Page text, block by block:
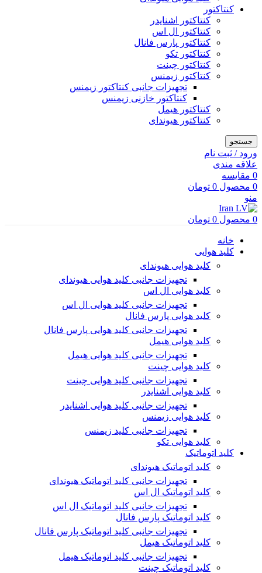
کنتاکتور
کنتاکتور اشنایدر
کنتاکتور ال اس
کنتاکتور پارس فانال
کنتاکتور تکو
کنتاکتور چینت
کنتاکتور زیمنس
تجهیزات جانبی کنتاکتور زیمنس
کنتاکتور خازنی زیمنس
کنتاکتور هیمل
کنتاکتور هیوندای
جستجو
ورود / ثبت نام
علاقه مندی
0 مقایسه
0 محصول 0 تومان
منو
0 محصول 0 تومان
خانه
کلید هوایی
کلید هوایی هیوندای
تجهیزات جانبی کلید هوایی هیوندای
کلید هوایی ال اس
تجهیزات جانبی کلید هوایی ال اس
کلید هوایی پارس فانال
تجهیزات جانبی کلید هوایی پارس فانال
کلید هوایی هیمل
تجهیزات جانبی کلید هوایی هیمل
کلید هوایی چینت
تجهیزات جانبی کلید هوایی چینت
کلید هوایی اشنایدر
تجهیزات جانبی کلید هوایی اشنایدر
کلید هوایی زیمنس
تجهیزات جانبی کلید زیمنس
کلید هوایی تکو
کلید اتوماتیک
کلید اتوماتیک هیوندای
تجهیزات جانبی کلید اتوماتیک هیوندای
کلید اتوماتیک ال اس
تجهیزات جانبی کلید اتوماتیک ال اس
کلید اتوماتیک پارس فانال
تجهیزات جانبی کلید اتوماتیک پارس فانال
کلید اتوماتیک هیمل
تجهیزات جانبی کلید اتوماتیک هیمل
کلید اتوماتیک چینت